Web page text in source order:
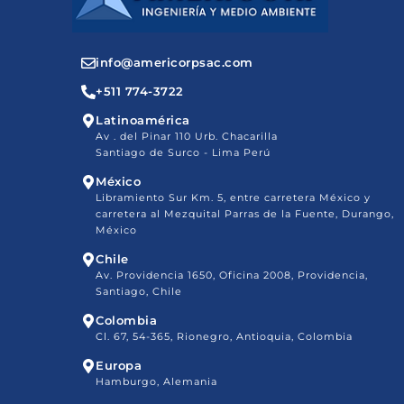
info@americorpsac.com
+511 774-3722
Latinoamérica
Av . del Pinar 110 Urb. Chacarilla
Santiago de Surco - Lima Perú
México
Libramiento Sur Km. 5, entre carretera México y
carretera al Mezquital Parras de la Fuente, Durango,
México
Chile
Av. Providencia 1650, Oficina 2008, Providencia,
Santiago, Chile
Colombia
Cl. 67, 54-365, Rionegro, Antioquia, Colombia
Europa
Hamburgo, Alemania